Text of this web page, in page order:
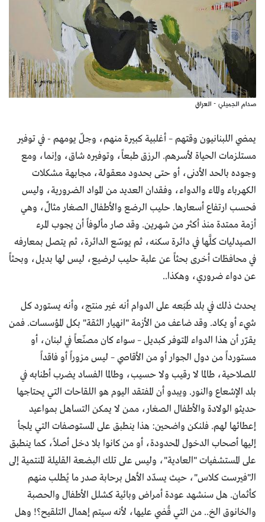
صدام الجميلي - العراق
يمضي اللبنانيون وقتهم – أغلبية كبيرة منهم، وجلّ يومهم - في توفير
مستلزمات الحياة لأسرهم. الرزق طبعاً، وتوفيره شاق، وإنما، ومع
وجوده بالحد الأدنى، أو حتى بحدود معقولة، مجابهة مشكلات
الكهرباء والماء والدواء، وفقدان العديد من المواد الضرورية، وليس
فحسب ارتفاع أسعارها. حليب الرضع والأطفال الصغار مثالٌ، وهي
أزمة ممتدة منذ أكثر من شهرين. وقد صار مألوفاً أن يجوب المرء
الصيدليات كلَّها في دائرة سكنه، ثم يوسّع الدائرة، ثم يتصل بمعارفه
في محافظات أخرى بحثاً عن علبة حليب لرضيع، ليس لها بديل، وبحثاً
عن دواء ضروري، وهكذا..
يحدث ذلك في بلد طَبَعه على الدوام أنه غير منتج، وأنه يستورد كل
شيء أو يكاد. وقد ضاعف من الأزمة "انهيار الثقة" بكل المؤسسات. فمن
يقرّر أن هذا الدواء المتوفر كبديل – سواء كان مصنّعاً في لبنان، أو
مستورداً من دول الجوار أو من الأقاصي – ليس مزوراً أو فاقداً
للصلاحية، طالما لا رقيب ولا حسيب، وطالما الفساد يضرب أطنابه في
بلد الإشعاع والنور. ويبدو أن المفتقد اليوم هو اللقاحات التي يحتاجها
حديثو الولادة والأطفال الصغار، ممن لا يمكن التساهل بمواعيد
إعطائها لهم. فلنكن واضحين: هذا ينطبق على المستوصفات التي يلجأ
إليها أصحاب الدخول المحدودة، أو من كانوا بلا دخل أصلاً، كما ينطبق
على المستشفيات "العادية"، وليس على تلك البضعة القليلة المنتمية إلى
الـ"فيرست كلاس"، حيث يسدّد الأهل برحابة صدر ما يُطلب منهم
كأثمان. هل سنشهد عودة أمراض وبائية كشلل الأطفال والحصبة
والخانوق الخ.. من التي قُضي عليها، لأنه سيتم إهمال التلقيح؟! وهل